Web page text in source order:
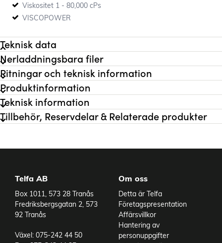
Viskositet 1 - 80,000 cPs
VISCOPOWER
Teknisk data
För komplett pump krävs
Slanganslutning
Clamp 2"
Flöde max
30 l/min
Tryck max
Material Pumprör
1.4404
Tätning
FKM
Anslutning
Clamp 2"
Vikt
8 kg
Material Rotor
1.4404
Material Stator
Nerladdningsbara filer
Ritningar och teknisk information
Produktinformation
Teknisk information
Tillbehör, Reservdelar & Relaterade produkter
Varianter
Telfa AB
Box 1011, 573 28 Tranås
Fredriksbergsgatan 2, 573
92 Tranås
Växel: 075-242 44 50
Om oss
Detta är Telfa
Företagspresentation
Affärsvillkor
Hantering av
personuppgifter